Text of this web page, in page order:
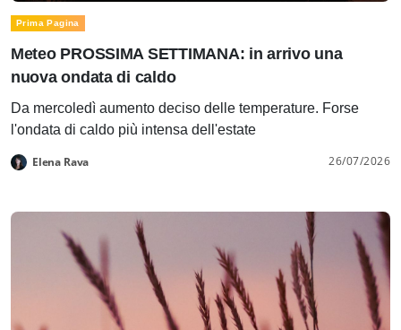
Prima Pagina
Meteo PROSSIMA SETTIMANA: in arrivo una
nuova ondata di caldo
Da mercoledì aumento deciso delle temperature. Forse
l'ondata di caldo più intensa dell'estate
Elena Rava 26/07/2026